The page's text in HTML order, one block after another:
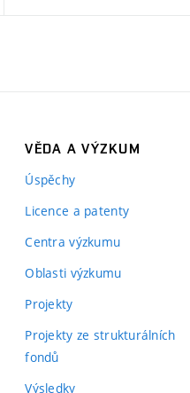
VĚDA A VÝZKUM
Úspěchy
Licence a patenty
Centra výzkumu
Oblasti výzkumu
Projekty
Projekty ze strukturálních
fondů
Výsledky